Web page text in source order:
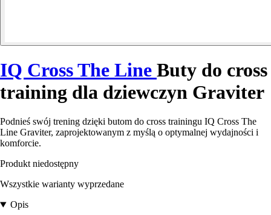
IQ Cross The Line Buty do cross
training dla dziewczyn Graviter
Podnieś swój trening dzięki butom do cross trainingu IQ Cross The
Line Graviter, zaprojektowanym z myślą o optymalnej wydajności i
komforcie.
Produkt niedostępny
Wszystkie warianty wyprzedane
Opis